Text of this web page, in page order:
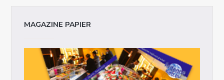
MAGAZINE PAPIER